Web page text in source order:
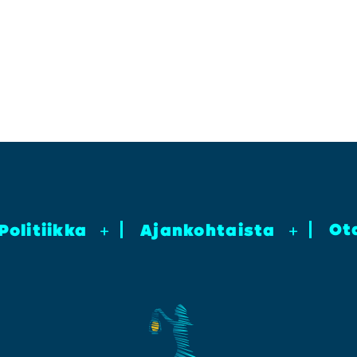
+ Ajan­koh­tais­ta +